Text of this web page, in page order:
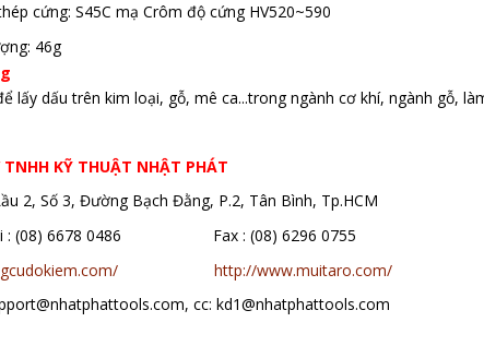
cứng: S45C mạ Crôm độ cứng HV520~590
46g
lấy dấu trên kim loại, gỗ, mê ca...trong ngành cơ khí, ngành gỗ,
TNHH KỸ THUẬT NHẬT PHÁT
2, Số 3, Đường Bạch Đằng, P.2, Tân Bình, Tp.HCM
: (08) 6678 0486 Fax : (08) 6296 0755
http://www.muitaro.com/
cc: kd1@nhatphattools.com